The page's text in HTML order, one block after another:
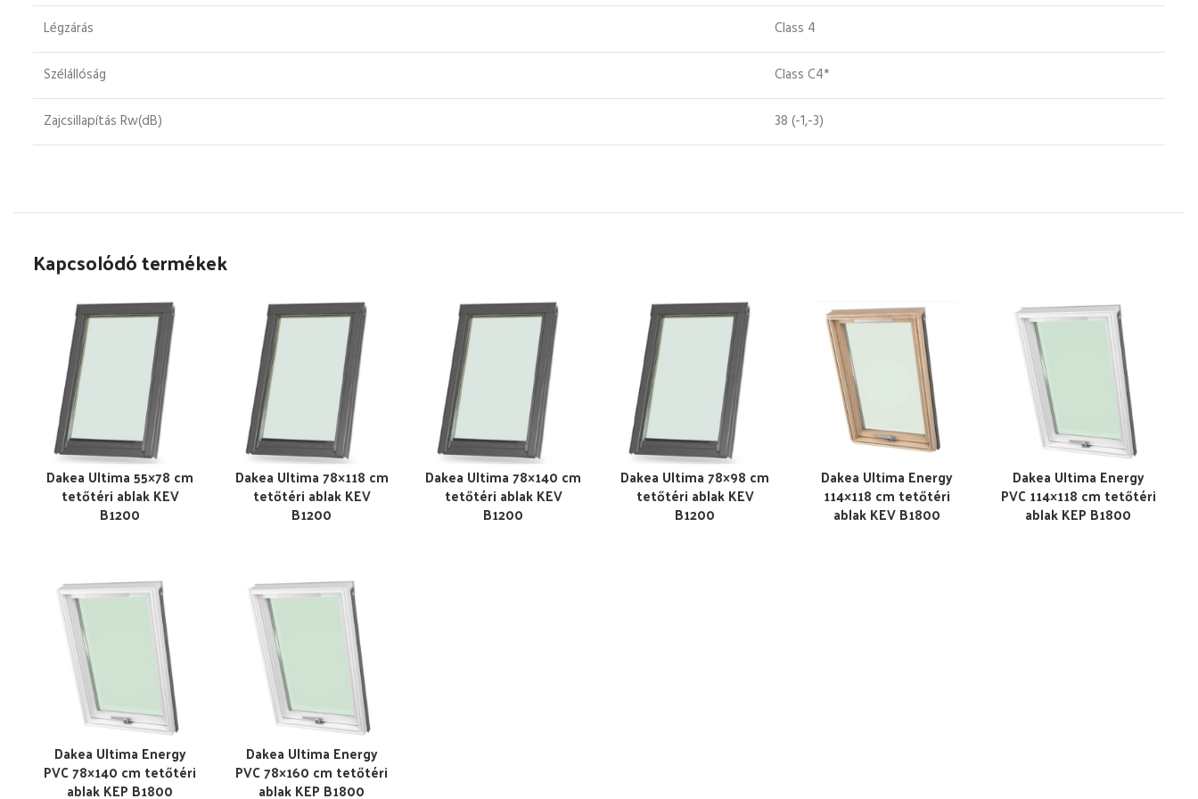
Légzárás Class 4
Szélállóság Class C4*
Zajcsillapítás Rw(dB) 38 (-1,-3)
Kapcsolódó termékek
Dakea Ultima 55×78 cm
tetőtéri ablak KEV
B1200
Dakea Ultima 78×118 cm
tetőtéri ablak KEV
B1200
Dakea Ultima 78×140 cm
tetőtéri ablak KEV
B1200
Dakea Ultima 78×98 cm
tetőtéri ablak KEV
B1200
Dakea Ultima Energy
114×118 cm tetőtéri
ablak KEV B1800
Dakea Ultima Energy
PVC 114×118 cm tetőtéri
ablak KEP B1800
Dakea Ultima Energy
PVC 78×140 cm tetőtéri
ablak KEP B1800
Dakea Ultima Energy
PVC 78×160 cm tetőtéri
ablak KEP B1800